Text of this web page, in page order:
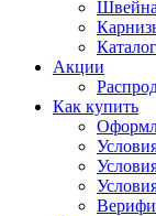
Акции
Как купить